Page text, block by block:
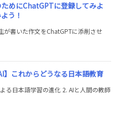
めにChatGPTに登録してみよ
う！
が書いた作文をChatGPTに添削させ
】これからどうなる日本語教育
る日本語学習の進化 2. AIと人間の教師